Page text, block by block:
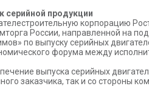
серийной продукции
корпорацию
России, направленной на
по выпуску серийных
форума между
выпуска серийных
заказчика, так и со стороны